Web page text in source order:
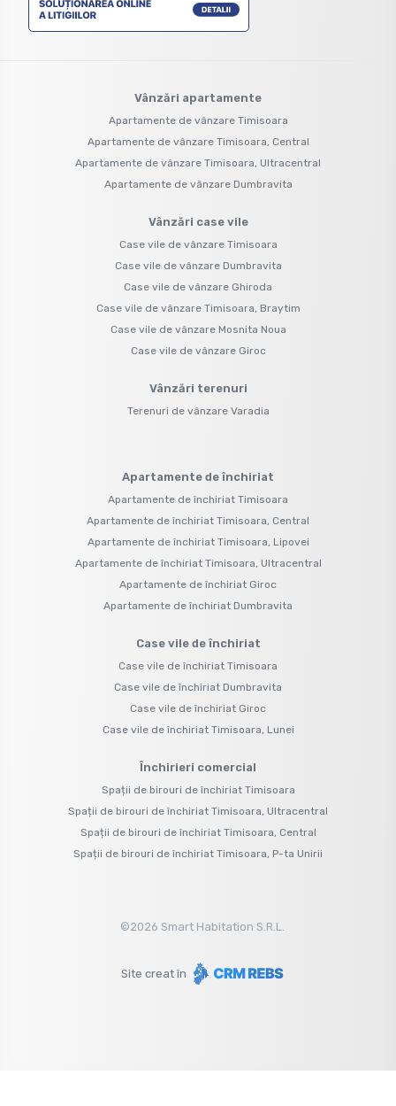
Vânzări apartamente
Apartamente de vânzare Timisoara
Apartamente de vânzare Timisoara, Central
Apartamente de vânzare Timisoara, Ultracentral
Apartamente de vânzare Dumbravita
Vânzări case vile
Case vile de vânzare Timisoara
Case vile de vânzare Dumbravita
Case vile de vânzare Ghiroda
Case vile de vânzare Timisoara, Braytim
Case vile de vânzare Mosnita Noua
Case vile de vânzare Giroc
Vânzări terenuri
Terenuri de vânzare Varadia
Apartamente de închiriat
Apartamente de închiriat Timisoara
Apartamente de închiriat Timisoara, Central
Apartamente de închiriat Timisoara, Lipovei
Apartamente de închiriat Timisoara, Ultracentral
Apartamente de închiriat Giroc
Apartamente de închiriat Dumbravita
Case vile de închiriat
Case vile de închiriat Timisoara
Case vile de închiriat Dumbravita
Case vile de închiriat Giroc
Case vile de închiriat Timisoara, Lunei
Închirieri comercial
Spații de birouri de închiriat Timisoara
Spații de birouri de închiriat Timisoara, Ultracentral
Spații de birouri de închiriat Timisoara, Central
Spații de birouri de închiriat Timisoara, P-ta Unirii
©2026 Smart Habitation S.R.L.
Site creat în